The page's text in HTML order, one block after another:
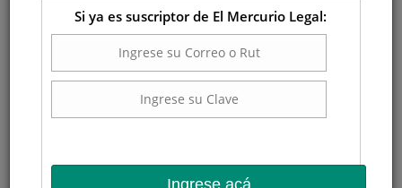
Si ya es suscriptor de El Mercurio Legal: